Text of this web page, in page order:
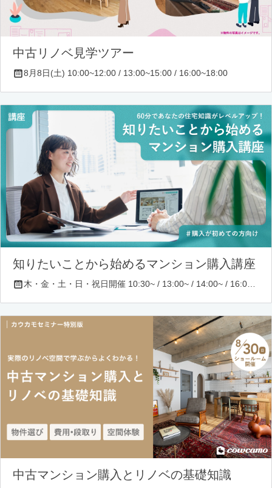
中古リノベ見学ツアー
8月8日(土) 10:00~12:00 / 13:00~15:00 / 16:00~18:00
知りたいことから始めるマンション購入講座
木・金・土・日・祝日開催 10:30~ / 13:00~ / 14:00~ / 16:00~ / 17:00~/ 18:30~/ 19:30~
中古マンション購入とリノベの基礎知識